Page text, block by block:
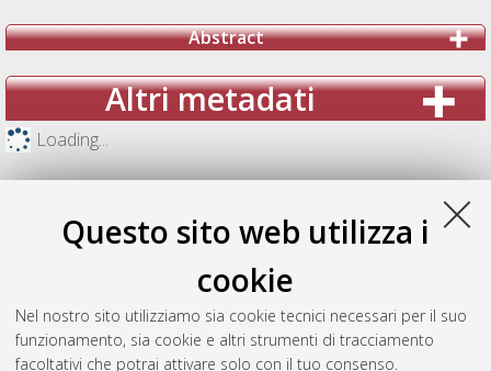
Questo sito web utilizza i
cookie
Nel nostro sito utilizziamo sia cookie tecnici necessari per il suo
funzionamento, sia cookie e altri strumenti di tracciamento
facoltativi che potrai attivare solo con il tuo consenso.
Abstract
Altri metadati
Loading...